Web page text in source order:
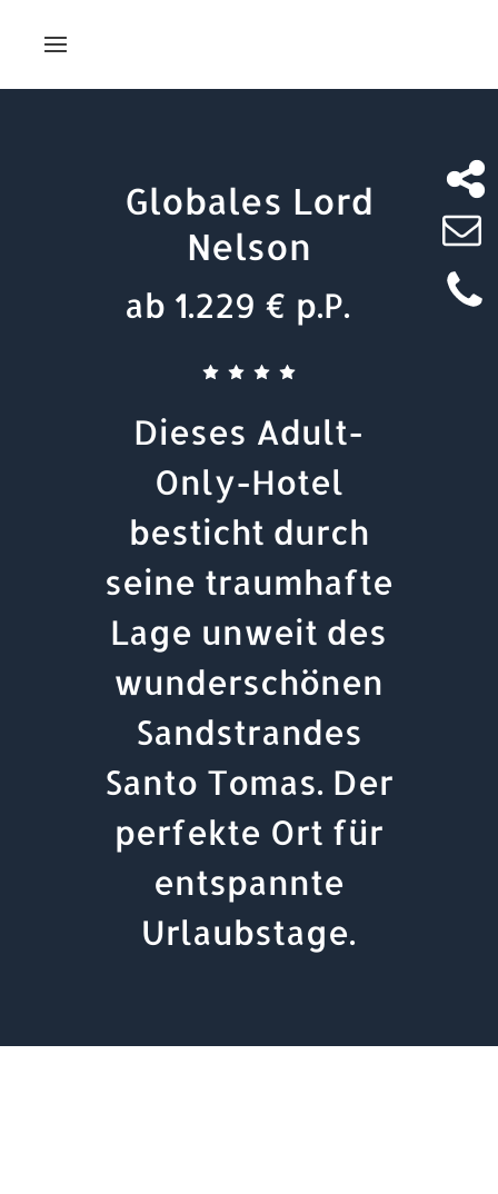
Globales Lord
Nelson
ab 1.229 € p.P.
Dieses Adult-
Only-Hotel
besticht durch
seine traumhafte
Lage unweit des
wunderschönen
Sandstrandes
Santo Tomas. Der
perfekte Ort für
entspannte
Urlaubstage.